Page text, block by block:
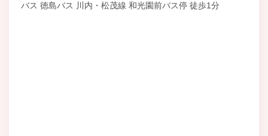
バス 徳島バス 川内・松茂線 和光園前バス停 徒歩1分